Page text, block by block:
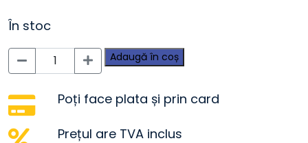
În stoc
Cantitate
Cablu
4-
120
Barikell
Adaugă în coș
Poți face plata și prin card
Prețul are TVA inclus